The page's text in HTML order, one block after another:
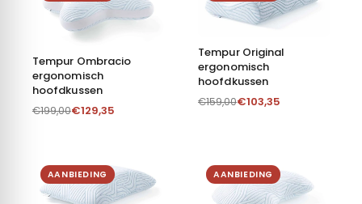
Tempur Ombracio
ergonomisch
hoofdkussen
€199,00€129,35
Tempur Original
ergonomisch
hoofdkussen
€159,00€103,35
AANBIEDING AANBIEDING